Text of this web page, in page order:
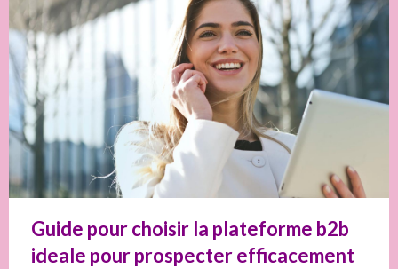
Guide pour choisir la plateforme b2b
ideale pour prospecter efficacement